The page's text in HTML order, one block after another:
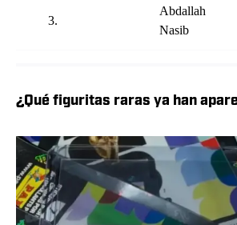
3.
Abdallah
Nasib
¿Qué figuritas raras ya han